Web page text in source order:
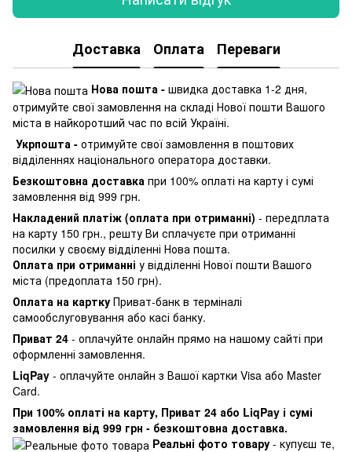
Доставка Оплата Переваги
Нова пошта - швидка доставка 1-2 дня,
отримуйте свої замовлення на складі Нової пошти Вашого
міста в найкоротший час по всій Україні.
Укрпошта - отримуйте свої замовлення в поштових
відділеннях національного оператора доставки.
Безкоштовна доставка при 100% оплаті на карту і сумі
замовлення від 999 грн.
Накладений платіж (оплата при отриманні) - передплата
на карту 150 грн., решту Ви сплачуєте при отриманні
посилки у своєму відділенні Нова пошта.
Оплата при отриманні у відділенні Нової пошти Вашого
міста (предоплата 150 грн).
Оплата на картку Приват-банк в терміналі
самообслуговування або касі банку.
Приват 24 - оплачуйте онлайн прямо на нашому сайті при
оформленні замовлення.
LiqPay - оплачуйте онлайн з Вашої картки Visa або Master
Card.
При 100% оплаті на карту, Приват 24 або LiqPay і сумі
замовлення від 999 грн - безкоштовна доставка.
Реальні фото товару - купуєш те,